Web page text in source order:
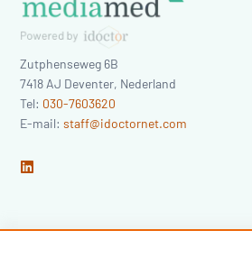
Zutphenseweg 6B
7418 AJ Deventer, Nederland
Tel: 030-7603620
E-mail:staff@idoctornet.com